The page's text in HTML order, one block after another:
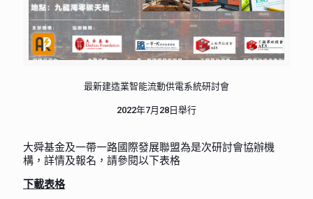
最新建造業智能流動供電系統研討會
2022年7月28日舉行
大舜基金及一帶一路國際發展聯盟為是次研討會協辦機
構，詳情及報名，請參閱以下表格
下載表格